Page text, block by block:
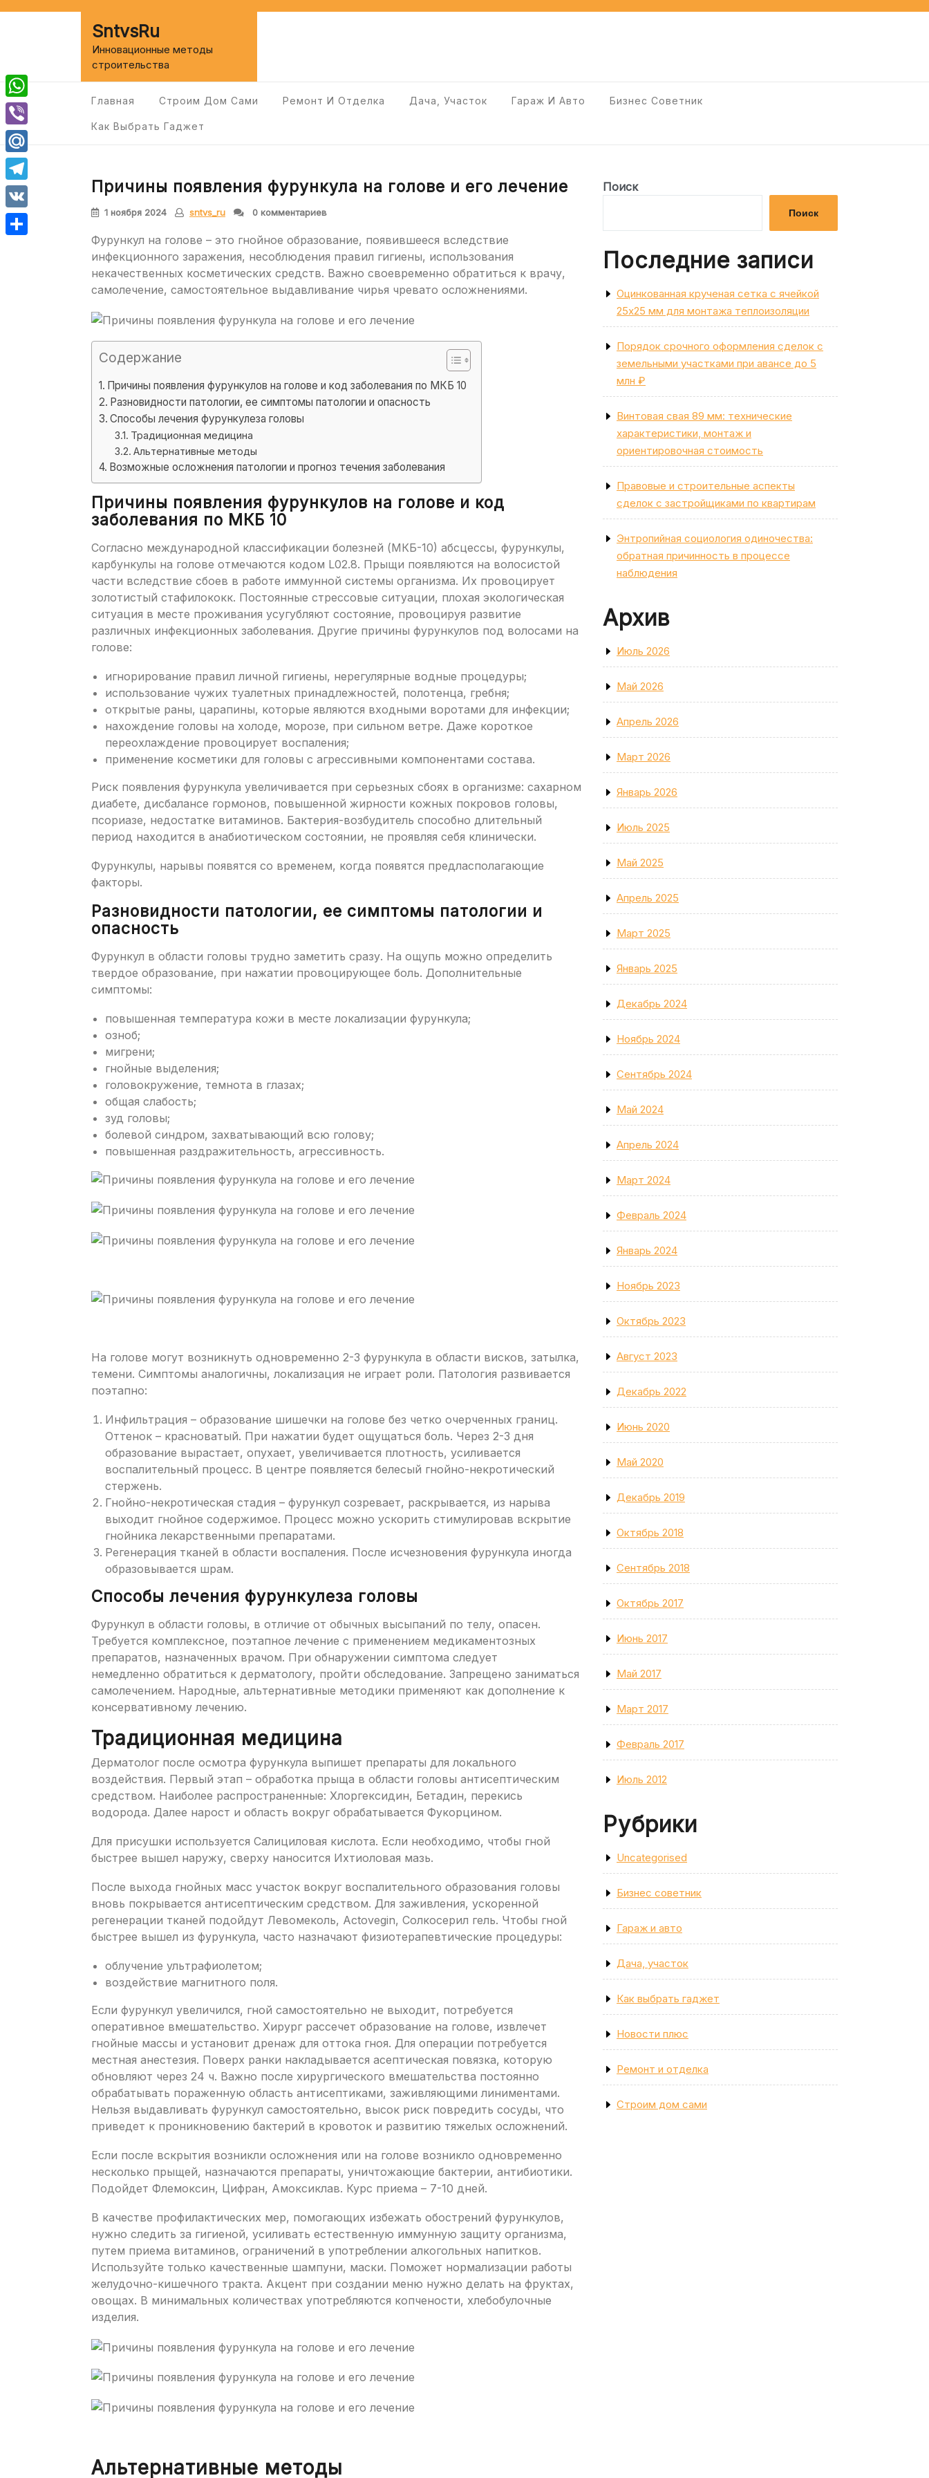
SntvsRu
Инновационные методы
строительства
Главная Строим Дом Сами Ремонт И Отделка Дача, Участок Гараж И Авто Бизнес Советник
Как Выбрать Гаджет
Причины появления фурункула на голове и его лечение
1 ноября 2024 sntvs_ru 0 комментариев
Фурункул на голове – это гнойное образование, появившееся вследствие
инфекционного заражения, несоблюдения правил гигиены, использования
некачественных косметических средств. Важно своевременно обратиться к врачу,
самолечение, самостоятельное выдавливание чирья чревато осложнениями.
Содержание
Причины появления фурункулов на голове и код заболевания по МКБ 10
Разновидности патологии, ее симптомы патологии и опасность
Способы лечения фурункулеза головы
Традиционная медицина
Альтернативные методы
Возможные осложнения патологии и прогноз течения заболевания
Причины появления фурункулов на голове и код
заболевания по МКБ 10
Согласно международной классификации болезней (МКБ-10) абсцессы, фурункулы,
карбункулы на голове отмечаются кодом L02.8. Прыщи появляются на волосистой
части вследствие сбоев в работе иммунной системы организма. Их провоцирует
золотистый стафилококк. Постоянные стрессовые ситуации, плохая экологическая
ситуация в месте проживания усугубляют состояние, провоцируя развитие
различных инфекционных заболевания. Другие причины фурункулов под волосами на
голове:
игнорирование правил личной гигиены, нерегулярные водные процедуры;
использование чужих туалетных принадлежностей, полотенца, гребня;
открытые раны, царапины, которые являются входными воротами для инфекции;
нахождение головы на холоде, морозе, при сильном ветре. Даже короткое
переохлаждение провоцирует воспаления;
применение косметики для головы с агрессивными компонентами состава.
Риск появления фурункула увеличивается при серьезных сбоях в организме: сахарном
диабете, дисбалансе гормонов, повышенной жирности кожных покровов головы,
псориазе, недостатке витаминов. Бактерия-возбудитель способно длительный
период находится в анабиотическом состоянии, не проявляя себя клинически.
Фурункулы, нарывы появятся со временем, когда появятся предласполагающие
факторы.
Разновидности патологии, ее симптомы патологии и
опасность
Фурункул в области головы трудно заметить сразу. На ощупь можно определить
твердое образование, при нажатии провоцирующее боль. Дополнительные
симптомы:
повышенная температура кожи в месте локализации фурункула;
озноб;
мигрени;
гнойные выделения;
головокружение, темнота в глазах;
общая слабость;
зуд головы;
болевой синдром, захватывающий всю голову;
повышенная раздражительность, агрессивность.
На голове могут возникнуть одновременно 2-3 фурункула в области висков, затылка,
темени. Симптомы аналогичны, локализация не играет роли. Патология развивается
поэтапно:
Инфильтрация – образование шишечки на голове без четко очерченных границ.
Оттенок – красноватый. При нажатии будет ощущаться боль. Через 2-3 дня
образование вырастает, опухает, увеличивается плотность, усиливается
воспалительный процесс. В центре появляется белесый гнойно-некротический
стержень.
Гнойно-некротическая стадия – фурункул созревает, раскрывается, из нарыва
выходит гнойное содержимое. Процесс можно ускорить стимулировав вскрытие
гнойника лекарственными препаратами.
Регенерация тканей в области воспаления. После исчезновения фурункула иногда
образовывается шрам.
Способы лечения фурункулеза головы
Фурункул в области головы, в отличие от обычных высыпаний по телу, опасен.
Требуется комплексное, поэтапное лечение с применением медикаментозных
препаратов, назначенных врачом. При обнаружении симптома следует
немедленно обратиться к дерматологу, пройти обследование. Запрещено заниматься
самолечением. Народные, альтернативные методики применяют как дополнение к
консервативному лечению.
Традиционная медицина
Дерматолог после осмотра фурункула выпишет препараты для локального
воздействия. Первый этап – обработка прыща в области головы антисептическим
средством. Наиболее распространенные: Хлоргексидин, Бетадин, перекись
водорода. Далее нарост и область вокруг обрабатывается Фукорцином.
Для присушки используется Салициловая кислота. Если необходимо, чтобы гной
быстрее вышел наружу, сверху наносится Ихтиоловая мазь.
После выхода гнойных масс участок вокруг воспалительного образования головы
вновь покрывается антисептическим средством. Для заживления, ускоренной
регенерации тканей подойдут Левомеколь, Actovegin, Солкосерил гель. Чтобы гной
быстрее вышел из фурункула, часто назначают физиотерапевтические процедуры:
облучение ультрафиолетом;
воздействие магнитного поля.
Если фурункул увеличился, гной самостоятельно не выходит, потребуется
оперативное вмешательство. Хирург рассечет образование на голове, извлечет
гнойные массы и установит дренаж для оттока гноя. Для операции потребуется
местная анестезия. Поверх ранки накладывается асептическая повязка, которую
обновляют через 24 ч. Важно после хирургического вмешательства постоянно
обрабатывать пораженную область антисептиками, заживляющими линиментами.
Нельзя выдавливать фурункул самостоятельно, высок риск повредить сосуды, что
приведет к проникновению бактерий в кровоток и развитию тяжелых осложнений.
Если после вскрытия возникли осложнения или на голове возникло одновременно
несколько прыщей, назначаются препараты, уничтожающие бактерии, антибиотики.
Подойдет Флемоксин, Цифран, Амоксиклав. Курс приема – 7-10 дней.
В качестве профилактических мер, помогающих избежать обострений фурункулов,
нужно следить за гигиеной, усиливать естественную иммунную защиту организма,
путем приема витаминов, ограничений в употреблении алкогольных напитков.
Используйте только качественные шампуни, маски. Поможет нормализации работы
желудочно-кишечного тракта. Акцент при создании меню нужно делать на фруктах,
овощах. В минимальных количествах употребляются копчености, хлебобулочные
изделия.
Альтернативные методы
Поиск
Поиск
Последние записи
Оцинкованная крученая сетка с ячейкой
25х25 мм для монтажа теплоизоляции
Порядок срочного оформления сделок с
земельными участками при авансе до 5
млн ₽
Винтовая свая 89 мм: технические
характеристики, монтаж и
ориентировочная стоимость
Правовые и строительные аспекты
сделок с застройщиками по квартирам
Энтропийная социология одиночества:
обратная причинность в процессе
наблюдения
Архив
Июль 2026
Май 2026
Апрель 2026
Март 2026
Январь 2026
Июль 2025
Май 2025
Апрель 2025
Март 2025
Январь 2025
Декабрь 2024
Ноябрь 2024
Сентябрь 2024
Май 2024
Апрель 2024
Март 2024
Февраль 2024
Январь 2024
Ноябрь 2023
Октябрь 2023
Август 2023
Декабрь 2022
Июнь 2020
Май 2020
Декабрь 2019
Октябрь 2018
Сентябрь 2018
Октябрь 2017
Июнь 2017
Май 2017
Март 2017
Февраль 2017
Июль 2012
Рубрики
Uncategorised
Бизнес советник
Гараж и авто
Дача, участок
Как выбрать гаджет
Новости плюс
Ремонт и отделка
Строим дом сами
WhatsApp
Viber
Mail.Ru
Telegram
VK